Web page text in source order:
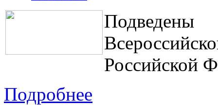
Подведены
Российской
Подробнее